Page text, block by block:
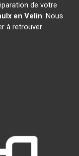
de votre
en Velin. Nous
à retrouver